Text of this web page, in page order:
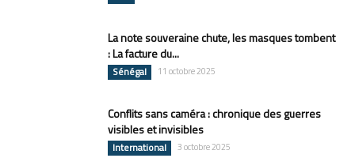
La note souveraine chute, les masques tombent
: La facture du...
Sénégal 11 octobre 2025
Conflits sans caméra : chronique des guerres
visibles et invisibles
International 3 octobre 2025